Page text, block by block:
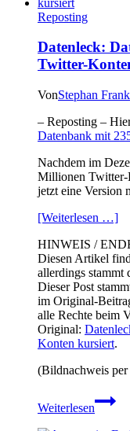
Testen
geklaut
Reposting
Datenleck:
Twitter-
VonStephan Frank
– Reposting –
Datenbank mit
Nachdem im
Millionen Twitter-
jetzt eine Version
[Weiterlesen …]
HINWEIS /
Diesen Artikel
allerdings stammt
Dieser Post
im Original-
alle Rechte beim
Original:
Konten kursiert.
(Bildnachweis
Weiterlesen